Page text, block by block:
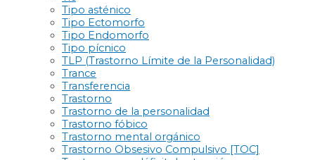
Tipo asténico
Tipo Ectomorfo
Tipo Endomorfo
Tipo pícnico
TLP (Trastorno Límite de la Personalidad)
Trance
Transferencia
Trastorno
Trastorno de la personalidad
Trastorno fóbico
Trastorno mental orgánico
Trastorno Obsesivo Compulsivo [TOC]